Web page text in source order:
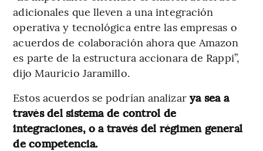
adicionales que lleven a una integración
operativa y tecnológica entre las empresas o
acuerdos de colaboración ahora que Amazon
es parte de la estructura accionara de Rappi”,
dijo Mauricio Jaramillo.
Estos acuerdos se podrían analizar ya sea a
través del sistema de control de
integraciones, o a través del régimen general
de competencia.